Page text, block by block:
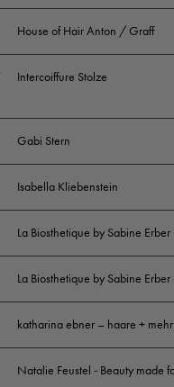
House of Hair Anton / Graff
Intercoiffure Stolze
Gabi Stern
Isabella Kliebenstein
La Biosthetique by Sabine Erber
La Biosthetique by Sabine Erber
katharina ebner – haare + mehr
Natalie Feustel - Beauty made